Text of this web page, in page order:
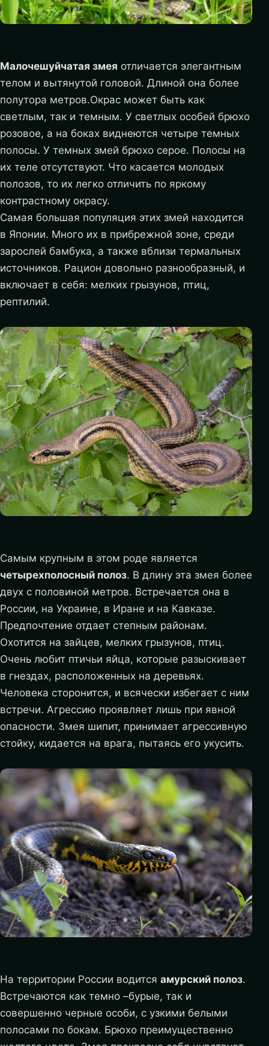
Малочешуйчатая змея отличается элегантным
телом и вытянутой головой. Длиной она более
полутора метров.Окрас может быть как
светлым, так и темным. У светлых особей брюхо
розовое, а на боках виднеются четыре темных
полосы. У темных змей брюхо серое. Полосы на
их теле отсутствуют. Что касается молодых
полозов, то их легко отличить по яркому
контрастному окрасу.
Самая большая популяция этих змей находится
в Японии. Много их в прибрежной зоне, среди
зарослей бамбука, а также вблизи термальных
источников. Рацион довольно разнообразный, и
включает в себя: мелких грызунов, птиц,
рептилий.
Самым крупным в этом роде является
четырехполосный полоз. В длину эта змея более
двух с половиной метров. Встречается она в
России, на Украине, в Иране и на Кавказе.
Предпочтение отдает степным районам.
Охотится на зайцев, мелких грызунов, птиц.
Очень любит птичьи яйца, которые разыскивает
в гнездах, расположенных на деревьях.
Человека сторонится, и всячески избегает с ним
встречи. Агрессию проявляет лишь при явной
опасности. Змея шипит, принимает агрессивную
стойку, кидается на врага, пытаясь его укусить.
На территории России водится амурский полоз.
Встречаются как темно –бурые, так и
совершенно черные особи, с узкими белыми
полосами по бокам. Брюхо преимущественно